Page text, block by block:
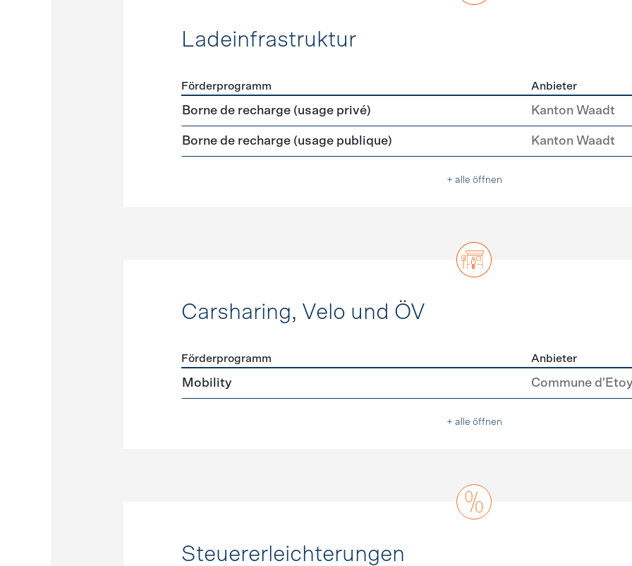
Ladeinfrastruktur
Förderprogramme Ladeinfrastruktur
Förderprogramm Anbieter
Borne de recharge (usage privé) Kanton Waadt
Borne de recharge (usage publique) Kanton Waadt
+ alle öffnen
Carsharing, Velo und ÖV
Förderprogramme
Förderprogramm Anbieter
Mobility Commune d'Etoy
+ alle öffnen
Steuererleichterungen